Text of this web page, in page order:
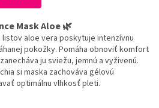
Mask Aloe 🌿
aloe vera poskytuje intenzívnu
pokožky. Pomáha obnoviť komfort
ju sviežu, jemnú a vyživenú.
si maska zachováva gélovú
optimálnu vlhkosť pleti.